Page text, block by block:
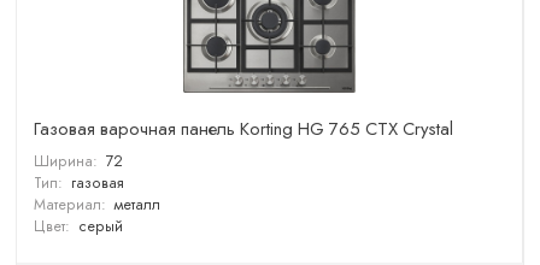
Газовая варочная панель Korting HG 765 CTX Crystal
Ширина: 72
Тип: газовая
Материал: металл
Цвет: серый